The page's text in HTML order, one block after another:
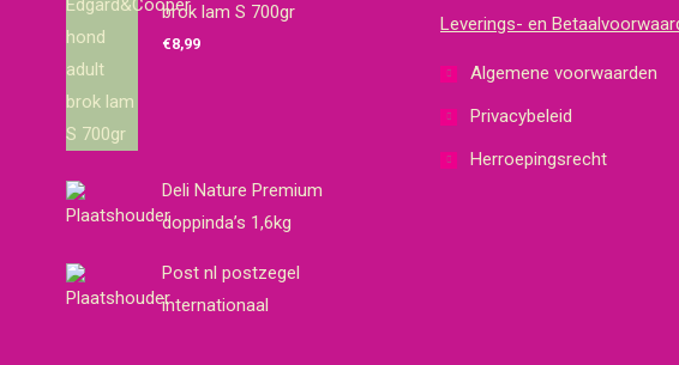
brok lam S 700gr
€8,99
Deli Nature Premium
doppinda’s 1,6kg
Post nl postzegel
internationaal
Leverings- en
Algemene voorwaarden
Privacybeleid
Herroepingsrecht